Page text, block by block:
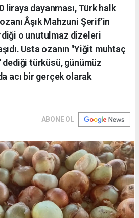
liraya dayanması, Türk halk
Âşık Mahzuni Şerif’in
o unutulmaz dizeleri
Usta ozanın "Yiğit muhtaç
türküsü, günümüz
acı bir gerçek olarak
ABONE OL